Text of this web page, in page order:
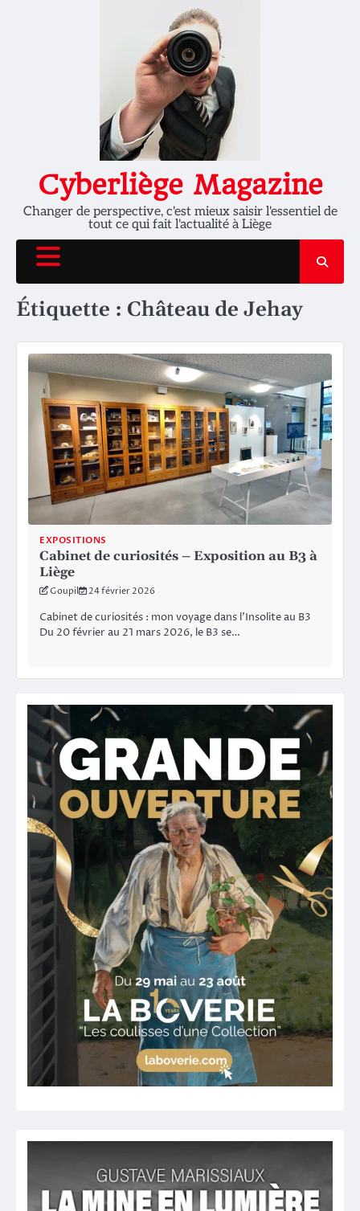
Cyberliège Magazine
Changer de perspective, c'est mieux saisir l'essentiel de
tout ce qui fait l'actualité à Liège
Étiquette : Château de Jehay
EXPOSITIONS
Cabinet de curiosités – Exposition au B3 à
Liège
Goupil 24 février 2026
Cabinet de curiosités : mon voyage dans l’Insolite au B3
Du 20 février au 21 mars 2026, le B3 se…